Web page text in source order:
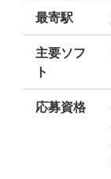
最寄駅
主要ソフ
ト
応募資格